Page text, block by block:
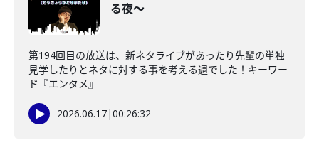
る夜〜
第194回目の放送は、新ネタライブがあったり先輩の単独
見学したりとネタに対する事を考える週でした！キーワー
ド『エンタメ』
2026.06.17|00:26:32